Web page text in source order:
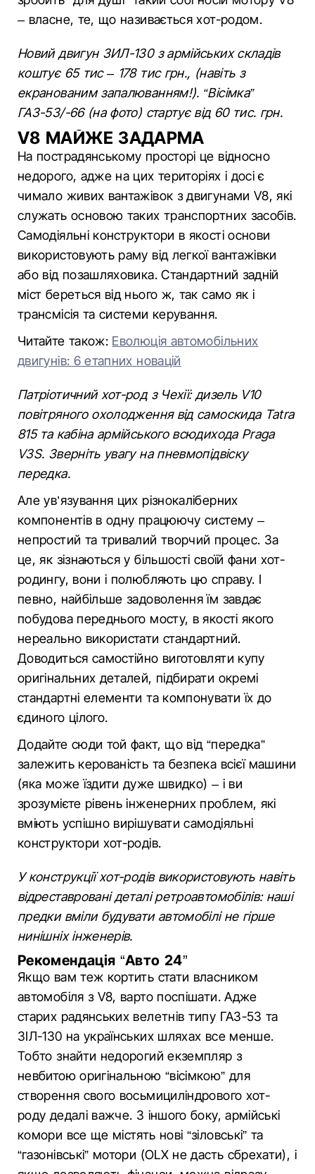
– власне, те, що називається хот-родом.
Новий двигун ЗИЛ-130 з армійських складів
коштує 65 тис – 178 тис грн., (навіть з
екранованим запалюванням!). “Вісімка”
ГАЗ-53/-66 (на фото) стартує від 60 тис. грн.
V8 МАЙЖЕ ЗАДАРМА
На пострадянському просторі це відносно
недорого, адже на цих територіях і досі є
чимало живих вантажівок з двигунами V8, які
служать основою таких транспортних засобів.
Самодіяльні конструктори в якості основи
використовують раму від легкої вантажівки
або від позашляховика. Стандартний задній
міст береться від нього ж, так само як і
трансмісія та системи керування.
Читайте також: Еволюція автомобільних
двигунів: 6 етапних новацій
Патріотичний хот-род з Чехії: дизель V10
повітряного охолодження від самоскида Tatra
815 та кабіна армійського всюдихода Praga
V3S. Зверніть увагу на пневмопідвіску
передка.
Але ув’язування цих різнокаліберних
компонентів в одну працюючу систему –
непростий та тривалий творчий процес. За
це, як зізнаються у більшості своїй фани хот-
родингу, вони і полюбляють цю справу. І
певно, найбільше задоволення їм завдає
побудова переднього мосту, в якості якого
нереально використати стандартний.
Доводиться самостійно виготовляти купу
оригінальних деталей, підбирати окремі
стандартні елементи та компонувати їх до
єдиного цілого.
Додайте сюди той факт, що від “передка”
залежить керованість та безпека всієї машини
(яка може їздити дуже швидко) – і ви
зрозумієте рівень інженерних проблем, які
вміють успішно вирішувати самодіяльні
конструктори хот-родів.
У конструкції хот-родів використовують навіть
відреставровані деталі ретроавтомобілів: наші
предки вміли будувати автомобілі не гірше
нинішніх інженерів.
Рекомендація “Авто 24”
Якщо вам теж кортить стати власником
автомобіля з V8, варто поспішати. Адже
старих радянських велетнів типу ГАЗ-53 та
ЗІЛ-130 на українських шляхах все менше.
Тобто знайти недорогий екземпляр з
невбитою оригінальною “вісімкою” для
створення свого восьмициліндрового хот-
роду дедалі важче. З іншого боку, армійські
комори все ще містять нові “зіловські” та
“газонівські” мотори (OLX не дасть сбрехати), і